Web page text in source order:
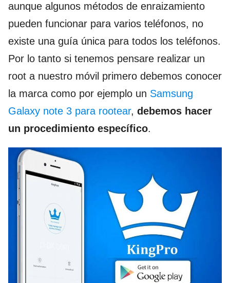
aunque algunos métodos de enraizamiento
pueden funcionar para varios teléfonos, no
existe una guía única para todos los teléfonos.
Por lo tanto si tenemos pensare realizar un
root a nuestro móvil primero debemos conocer
la marca como por ejemplo un Samsung
Galaxy note 3 para rootear, debemos hacer
un procedimiento específico.